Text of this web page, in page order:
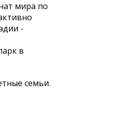
мира по
-
в
семьи.